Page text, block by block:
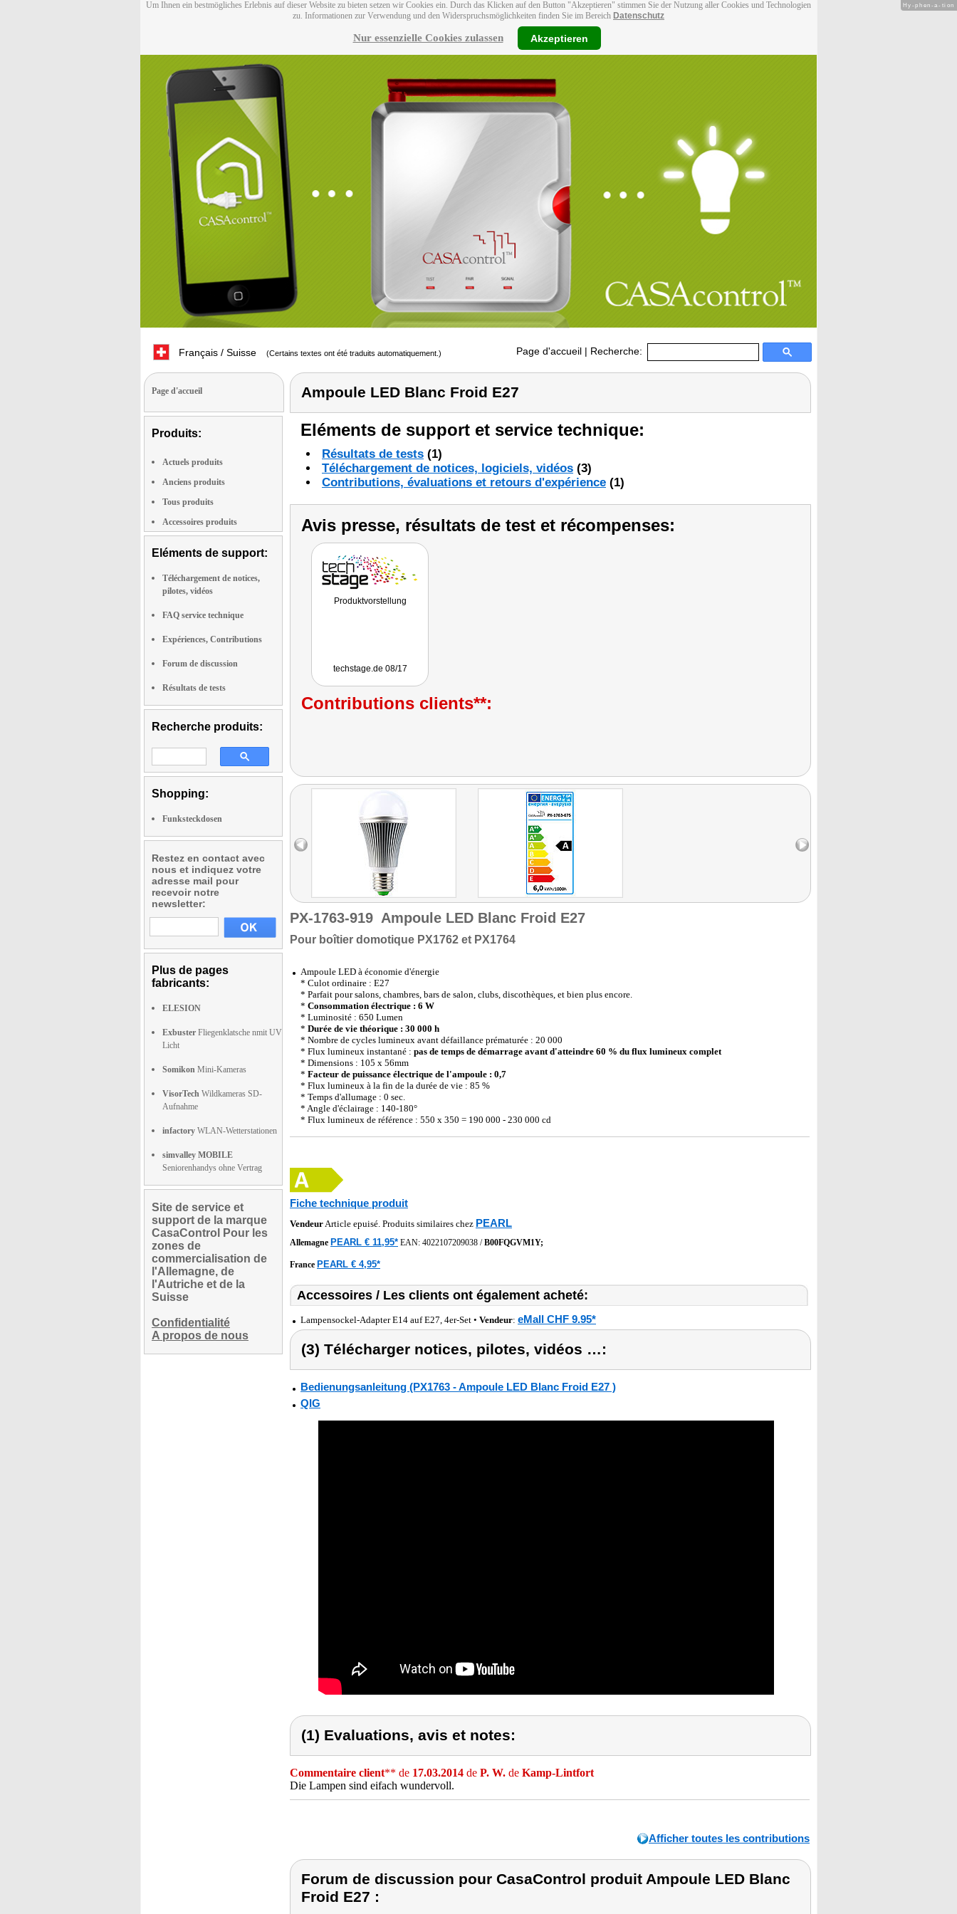
Um Ihnen ein bestmögliches Erlebnis auf dieser Website zu bieten setzen wir Cookies ein. Durch das Klicken auf den Button "Akzeptieren" stimmen Sie der Nutzung aller Cookies und Technologien
zu. Informationen zur Verwendung und den Widerspruchsmöglichkeiten finden Sie im Bereich Datenschutz
Nur essenzielle Cookies zulassen Akzeptieren
Français / Suisse (Certains textes ont été traduits automatiquement.) Page d'accueil | Recherche:
Page d'accueil
Produits:
Actuels produits
Anciens produits
Tous produits
Accessoires produits
Eléments de support:
Téléchargement de notices,
pilotes, vidéos
FAQ service technique
Expériences, Contributions
Forum de discussion
Résultats de tests
Recherche produits:
Shopping:
Funksteckdosen
Restez en contact avec
nous et indiquez votre
adresse mail pour
recevoir notre
newsletter:
Plus de pages
fabricants:
ELESION
Exbuster Fliegenklatsche nmit UV
Licht
Somikon Mini-Kameras
VisorTech Wildkameras SD-
Aufnahme
infactory WLAN-Wetterstationen
simvalley MOBILE
Seniorenhandys ohne Vertrag
Site de service et
support de la marque
CasaControl Pour les
zones de
commercialisation de
l'Allemagne, de
l'Autriche et de la
Suisse
Confidentialité
A propos de nous
Ampoule LED Blanc Froid E27
Eléments de support et service technique:
Résultats de tests (1)
Téléchargement de notices, logiciels, vidéos (3)
Contributions, évaluations et retours d'expérience (1)
Avis presse, résultats de test et récompenses:
Produktvorstellung
techstage.de 08/17
Contributions clients**:
PX-1763-919 Ampoule LED Blanc Froid E27
Pour boîtier domotique PX1762 et PX1764
Ampoule LED à économie d'énergie
* Culot ordinaire : E27
* Parfait pour salons, chambres, bars de salon, clubs, discothèques, et bien plus encore.
* Consommation électrique : 6 W
* Luminosité : 650 Lumen
* Durée de vie théorique : 30 000 h
* Nombre de cycles lumineux avant défaillance prématurée : 20 000
* Flux lumineux instantané : pas de temps de démarrage avant d'atteindre 60 % du flux lumineux complet
* Dimensions : 105 x 56mm
* Facteur de puissance électrique de l'ampoule : 0,7
* Flux lumineux à la fin de la durée de vie : 85 %
* Temps d'allumage : 0 sec.
* Angle d'éclairage : 140-180°
* Flux lumineux de référence : 550 x 350 = 190 000 - 230 000 cd
Fiche technique produit
Vendeur Article epuisé. Produits similaires chez PEARL
Allemagne PEARL € 11,95* EAN: 4022107209038 /B00FQGVM1Y;
France PEARL € 4,95*
Accessoires / Les clients ont également acheté:
Lampensockel-Adapter E14 auf E27, 4er-Set • Vendeur: eMall CHF 9.95*
(3) Télécharger notices, pilotes, vidéos …:
Bedienungsanleitung (PX1763 - Ampoule LED Blanc Froid E27 )
QIG
(1) Evaluations, avis et notes:
Commentaire client** de 17.03.2014 de P. W. de Kamp-Lintfort
Die Lampen sind eifach wundervoll.
Afficher toutes les contributions
Forum de discussion pour CasaControl produit Ampoule LED Blanc
Froid E27 :
Hy-phen-a-tion